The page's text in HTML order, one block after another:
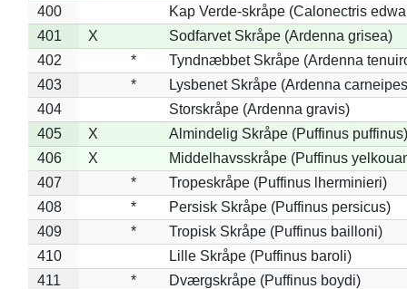
400
Kap Verde-skråpe (Calonectris
401
X
Sodfarvet Skråpe (Ardenna grisea)
402
*
Tyndnæbbet Skråpe (Ardenna
403
*
Lysbenet Skråpe (Ardenna
404
Storskråpe (Ardenna gravis)
405
X
Almindelig Skråpe (Puffinus puffinus)
406
X
Middelhavsskråpe (Puffinus
407
*
Tropeskråpe (Puffinus lherminieri)
408
*
Persisk Skråpe (Puffinus persicus)
409
*
Tropisk Skråpe (Puffinus bailloni)
410
Lille Skråpe (Puffinus baroli)
411
*
Dværgskråpe (Puffinus boydi)